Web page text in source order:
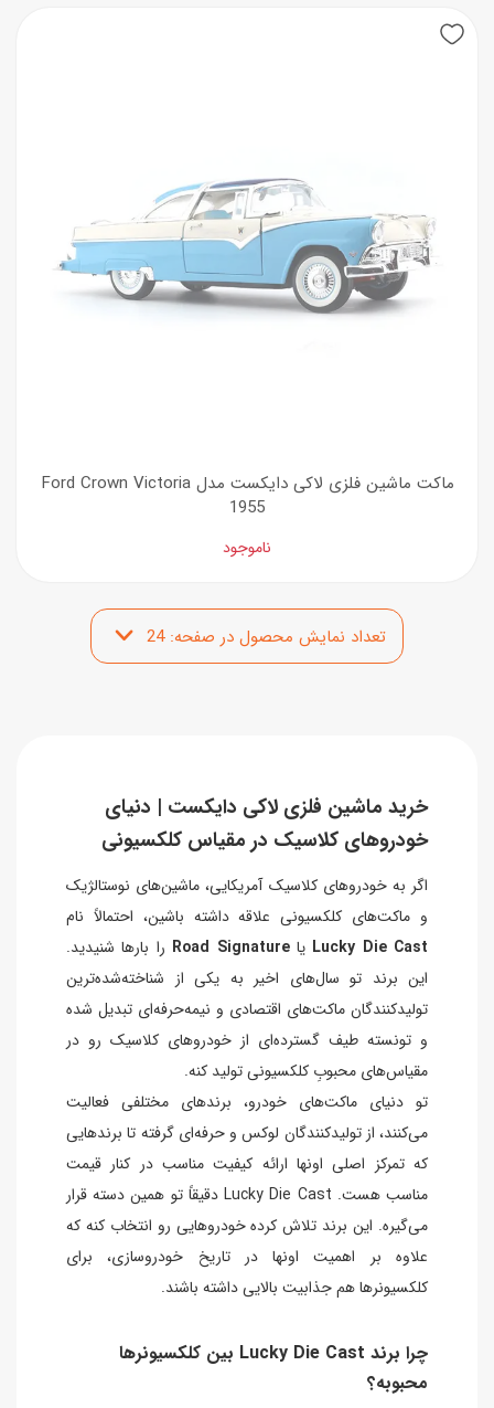
ماکت ماشین فلزی لاکی دایکست مدل Ford Crown Victoria
1955
ناموجود
خرید ماشین فلزی لاکی دایکست | دنیای
خودروهای کلاسیک در مقیاس کلکسیونی
اگر به خودروهای کلاسیک آمریکایی، ماشین‌های نوستالژیک
و ماکت‌های کلکسیونی علاقه داشته باشین، احتمالاً نام
Lucky Die Cast یاRoad Signature را بارها شنیدید.
این برند تو سال‌های اخیر به یکی از شناخته‌شده‌ترین
تولیدکنندگان ماکت‌های اقتصادی و نیمه‌حرفه‌ای تبدیل شده
و تونسته طیف گسترده‌ای از خودروهای کلاسیک رو در
مقیاس‌های محبوبِ کلکسیونی تولید کنه.
تو دنیای ماکت‌های خودرو، برندهای مختلفی فعالیت
می‌کنند، از تولیدکنندگان لوکس و حرفه‌ای گرفته تا برندهایی
که تمرکز اصلی اونها ارائه کیفیت مناسب در کنار قیمت
مناسب هست. Lucky Die Cast دقیقاً تو همین دسته قرار
می‌گیره. این برند تلاش کرده خودروهایی رو انتخاب کنه که
علاوه بر اهمیت اونها در تاریخ خودروسازی، برای
کلکسیونرها هم جذابیت بالایی داشته باشند.
چرا برند Lucky Die Cast بین کلکسیونرها
محبوبه؟